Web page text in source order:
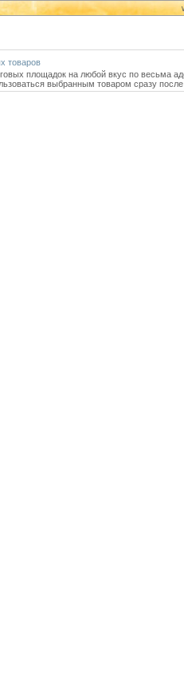
товаров
площадок на любой вкус по весьма
выбранным товаром сразу